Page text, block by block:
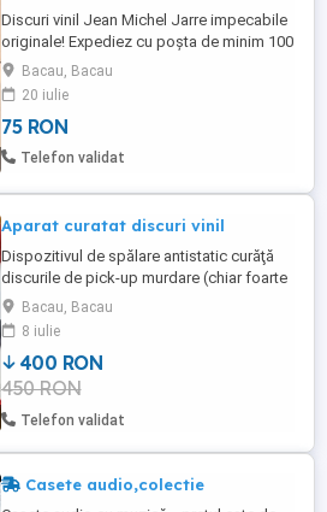
Discuri vinil Jean Michel Jarre impecabile
originale! Expediez cu poșta de minim 100
lei, local pot da și un singur disc! Prețul
este pentru un disc și la o cantitate mai
mare putem discuta valoarea totală! Este
posibil ca unele discuri să fie date intre
timp, vă rog întrebați de disponibilitatea
Bacau, Bacau
20 iulie
75 RON
Telefon validat
Aparat curatat discuri vinil
Dispozitivul de spălare antistatic curăţă
discurile de pick-up murdare (chiar foarte
murdare) extrem de uşor si delicat. Cu
ajutorul lichidului de curatare toate
particulele de murdarie sunt dizolvate si
spalate cu "adevarat". Discul este acoperit
foarte fin cu un strat protector antistatic.
Aparatul ...
Bacau, Bacau
8 iulie
400 RON
450 RON
Telefon validat
Casete audio,colectie